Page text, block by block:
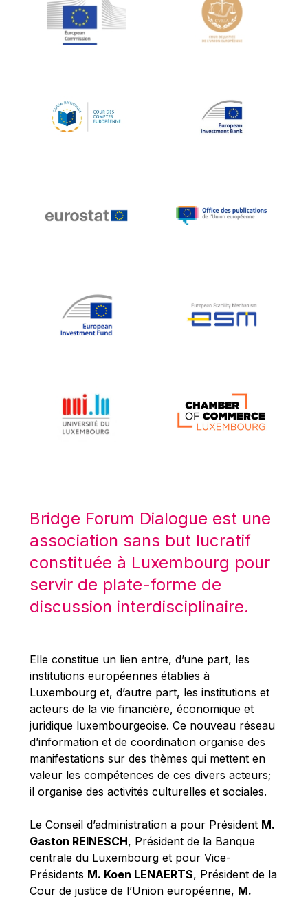
Jean-Louis Schiltz
Jean-Victor Louis
Johnny Åkerholm
Katharien L.C. Hunt
Klaus-Heiner Lehne
Koen LENAERTS
Lars Heikensten
Lucas Papademos
Máire Geoghegan-Quinn
Mario Centeno
Mario Monti
Maroš ŠEFČOVIČ
Martin Bailey
Martine Reicherts
Michael Sohlman
Michel Goedert
Mireille Delmas-Marty
Nobuo Tanaka
Otmar Issing
Paolo Mengozzi
Paschal Donohoe
Pat Cox
Patrizia Nanz
Philippe Maystadt
Pierre Gramegna
Bridge Forum Dialogue est une
association sans but lucratif
constituée à Luxembourg pour
servir de plate-forme de
discussion interdisciplinaire.
Elle constitue un lien entre, d’une part, les
institutions européennes établies à
Luxembourg et, d’autre part, les institutions et
acteurs de la vie financière, économique et
juridique luxembourgeoise. Ce nouveau réseau
d’information et de coordination organise des
manifestations sur des thèmes qui mettent en
valeur les compétences de ces divers acteurs;
il organise des activités culturelles et sociales.
Le Conseil d’administration a pour Président M.
Gaston REINESCH, Président de la Banque
centrale du Luxembourg et pour Vice-
Présidents M. Koen LENAERTS, Président de la
Cour de justice de l’Union européenne, M.